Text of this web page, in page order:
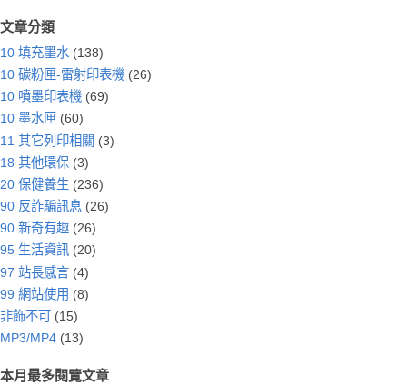
文章分類
10 填充墨水 (138)
10 碳粉匣-雷射印表機 (26)
10 噴墨印表機 (69)
10 墨水匣 (60)
11 其它列印相關 (3)
18 其他環保 (3)
20 保健養生 (236)
90 反詐騙訊息 (26)
90 新奇有趣 (26)
95 生活資訊 (20)
97 站長感言 (4)
99 網站使用 (8)
非飾不可
(15)
MP3/MP4 (13)
本月最多閱覽文章